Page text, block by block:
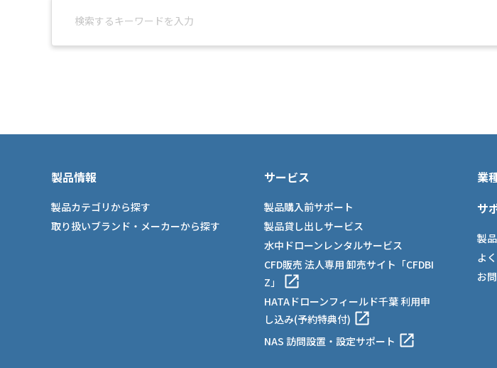
製品情報
製品カテゴリから探す
取り扱いブランド・メーカーから探す
サービス
製品購入前サポート
製品貸し出しサービス
水中ドローンレンタルサービス
CFD販売 法人専用 卸売サイト「CFDBI
Z」
HATAドローンフィールド千葉 利用申
し込み(予約特典付)
NAS 訪問設置・設定サポート
業
サ
製
よ
お